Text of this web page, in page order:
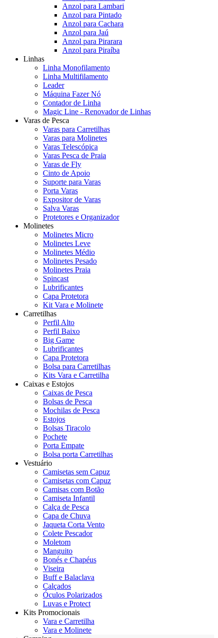
Anzol para Lambari
Anzol para Pintado
Anzol para Cachara
Anzol para Jaú
Anzol para Pirarara
Anzol para Piraíba
Linhas
Linha Monofilamento
Linha Multifilamento
Leader
Máquina Fazer Nó
Contador de Linha
Magic Line - Renovador de Linhas
Varas de Pesca
Varas para Carretilhas
Varas para Molinetes
Varas Telescópica
Varas Pesca de Praia
Varas de Fly
Cinto de Apoio
Suporte para Varas
Porta Varas
Expositor de Varas
Salva Varas
Protetores e Organizador
Molinetes
Molinetes Micro
Molinetes Leve
Molinetes Médio
Molinetes Pesado
Molinetes Praia
Spincast
Lubrificantes
Capa Protetora
Kit Vara e Molinete
Carretilhas
Perfil Alto
Perfil Baixo
Big Game
Lubrificantes
Capa Protetora
Bolsa para Carretilhas
Kits Vara e Carretilha
Caixas e Estojos
Caixas de Pesca
Bolsas de Pesca
Mochilas de Pesca
Estojos
Bolsas Tiracolo
Pochete
Porta Empate
Bolsa porta Carretilhas
Vestuário
Camisetas sem Capuz
Camisetas com Capuz
Camisas com Botão
Camiseta Infantil
Calça de Pesca
Capa de Chuva
Jaqueta Corta Vento
Colete Pescador
Moletom
Manguito
Bonés e Chapéus
Viseira
Buff e Balaclava
Calçados
Óculos Polarizados
Luvas e Protect
Kits Promocionais
Vara e Carretilha
Vara e Molinete